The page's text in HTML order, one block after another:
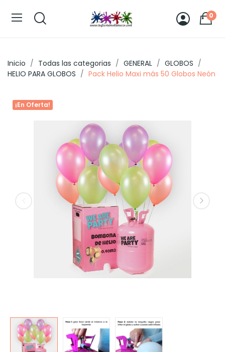
0
Inicio Todas las categorias GENERAL
GLOBOS
HELIO PARA GLOBOS
Pack Helio Maxi más 50 Globos Neón
¡En Oferta!